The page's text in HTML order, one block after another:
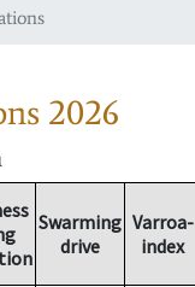
2026
Swarming
drive
Varroa-
index